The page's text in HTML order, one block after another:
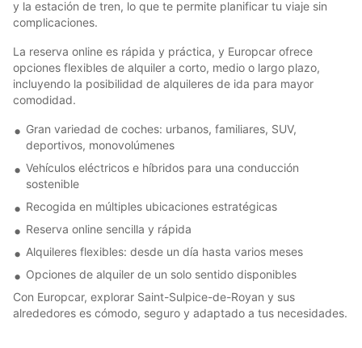
y la estación de tren, lo que te permite planificar tu viaje sin
complicaciones.
La reserva online es rápida y práctica, y Europcar ofrece
opciones flexibles de alquiler a corto, medio o largo plazo,
incluyendo la posibilidad de alquileres de ida para mayor
comodidad.
Gran variedad de coches: urbanos, familiares, SUV,
deportivos, monovolúmenes
Vehículos eléctricos e híbridos para una conducción
sostenible
Recogida en múltiples ubicaciones estratégicas
Reserva online sencilla y rápida
Alquileres flexibles: desde un día hasta varios meses
Opciones de alquiler de un solo sentido disponibles
Con Europcar, explorar Saint-Sulpice-de-Royan y sus
alrededores es cómodo, seguro y adaptado a tus necesidades.